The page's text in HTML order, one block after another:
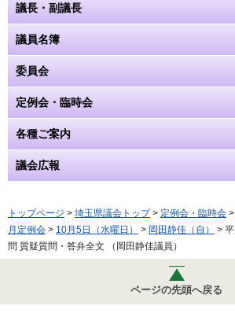
議長・副議長
議員名簿
委員会
定例会・臨時会
各種ご案内
議会広報
トップページ > 埼玉県議会トップ> 定例会・臨時会 >
月定例会 > 10月5日（水曜日） > 岡田静佳（自）
>
問 質疑質問・答弁全文 （岡田静佳議員）
ページの先頭へ戻る